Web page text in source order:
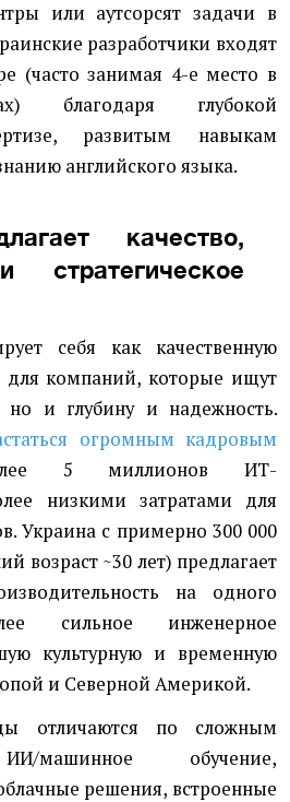
или аутсорсят задачи в
разработчики входят
(часто занимая 4-е место в
благодаря глубокой
развитым навыкам
английского языка.
качество,
стратегическое
себя как качественную
для компаний, которые ищут
но и глубину и надежность.
огромным кадровым
5 миллионов ИТ-
низкими затратами для
Украина с примерно 300 000
возраст ~30 лет) предлагает
на одного
сильное инженерное
культурную и временную
и Северной Америкой.
отличаются по сложным
машинное обучение,
решения, встроенные